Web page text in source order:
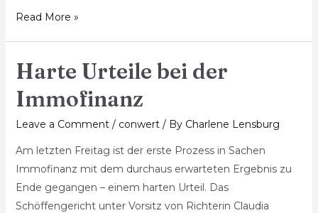
Read More »
Harte Urteile bei der
Immofinanz
Leave a Comment / conwert/ By Charlene Lensburg
Am letzten Freitag ist der erste Prozess in Sachen
Immofinanz mit dem durchaus erwarteten Ergebnis zu
Ende gegangen – einem harten Urteil. Das
Schöffengericht unter Vorsitz von Richterin Claudia